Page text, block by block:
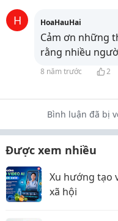
H HoaHauHai
Cảm ơn những
rằng nhiều
8 năm trước 2
Bình luận đã bị
Được xem nhiều
Xu hướng tạo
xã hội